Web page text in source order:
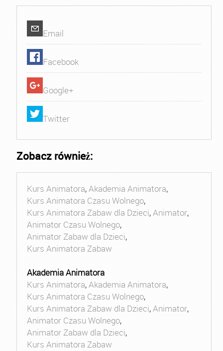
Email
Facebook
Google+
Twitter
Zobacz również:
Kurs Animatora,Akademia Animatora,
Kurs Animatora Czasu Wolnego,
Kurs Animatora Zabaw dla Dzieci,Animator,
Animator Czasu Wolnego,
Animator Zabaw dla Dzieci,
Kurs Animatora Zabaw
Akademia Animatora
Kurs Animatora,Akademia Animatora,
Kurs Animatora Czasu Wolnego,
Kurs Animatora Zabaw dla Dzieci,Animator,
Animator Czasu Wolnego,
Animator Zabaw dla Dzieci,
Kurs Animatora Zabaw